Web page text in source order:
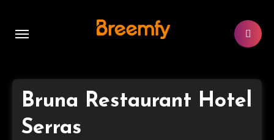
contenido
Bruna Restaurant Hotel
Serras